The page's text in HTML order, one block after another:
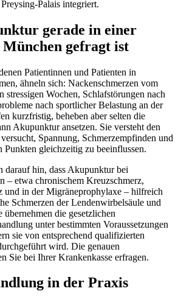
Palais integriert.
gerade in einer
gefragt ist
Patientinnen und Patienten in
ähneln sich: Nackenschmerzen vom
stressigen Wochen, Schlafstörungen nach
nach sportlicher Belastung an der
kurzfristig, beheben aber selten die
Akupunktur ansetzen. Sie versteht den
Spannung, Schmerzempfinden und
Punkten gleichzeitig zu beeinflussen.
darauf hin, dass Akupunktur bei
– etwa chronischem Kreuzschmerz,
und in der Migräneprophylaxe – hilfreich
Schmerzen der Lendenwirbelsäule und
die gesetzlichen
unter bestimmten Voraussetzungen
sie von entsprechend qualifizierten
wird. Die genauen
Sie bei Ihrer Krankenkasse erfragen.
in der Praxis